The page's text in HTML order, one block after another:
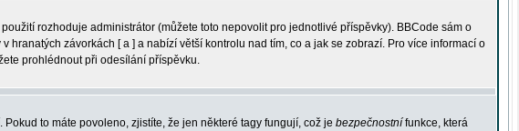
rozhoduje administrátor (můžete toto nepovolit pro jednotlivé příspěvky). BBCode sám o
hranatých závorkách [ a ] a nabízí větší kontrolu nad tím, co a jak se zobrazí. Pro více informací o
prohlédnout při odesílání příspěvku.
to máte povoleno, zjistíte, že jen některé tagy fungují, což je bezpečnostní funkce, která